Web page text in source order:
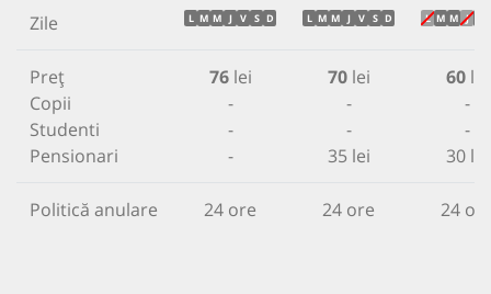
Zile L M M J V S D L M M J V S D L M M J
Preț
Copii
Studenti
Pensionari
76lei
-
-
-
70lei
-
-
35 lei
60lei
-
-
30 lei
Politică anulare 24 ore 24 ore 24